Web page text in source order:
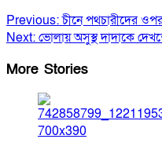
Post
navigation
Previous:চীনে পথচারীদের
Next:ভোলায় অসুস্থ দাদাকে
More Stories